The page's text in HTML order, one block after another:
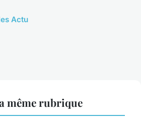
Actu
même rubrique